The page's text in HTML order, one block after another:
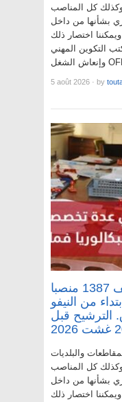
وكذلك كل المناصب
بشأنها من داخل
اختصار ذلك
التكوين المهني
5 août 2026 · by
الوظيفة العمومية: توظيف 1387 منصبا
من النيفو
الترشيح قبل
والبلديات
وكذلك كل المناصب
بشأنها من داخل
اختصار ذلك